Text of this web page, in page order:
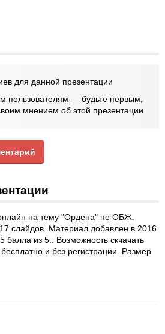
для данной презентации
пользователям — будьте первым,
мнением об этой презентации.
на тему "Ордена" по ОБЖ.
слайдов. Материал добавлен в 2016
балла из 5.. Возможность скчачать
и без регистрации. Размер